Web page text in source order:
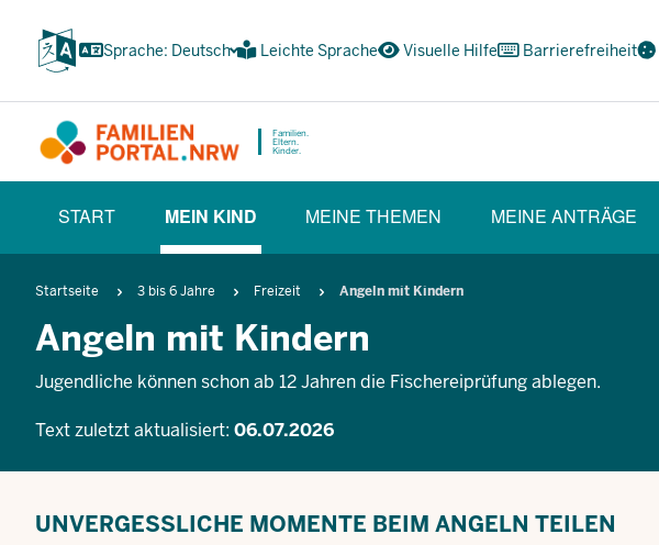
Inhalt
wechseln
Sprache: Deutsch Leichte Sprache Visuelle Hilfe Barrierefreiheit
Familien.
Eltern.
Kinder.
(BÜRGERBEREICH)
START
MEIN KIND
(CURRENT SECTION)
MEINE THEMEN MEINE ANTRÄGE
Pfadnavigation
Startseite 3 bis 6 Jahre Freizeit Angeln mit Kindern
Angeln mit Kindern
Jugendliche können schon ab 12 Jahren die Fischereiprüfung ablegen.
Text zuletzt aktualisiert: 06.07.2026
UNVERGESSLICHE MOMENTE BEIM ANGELN TEILEN